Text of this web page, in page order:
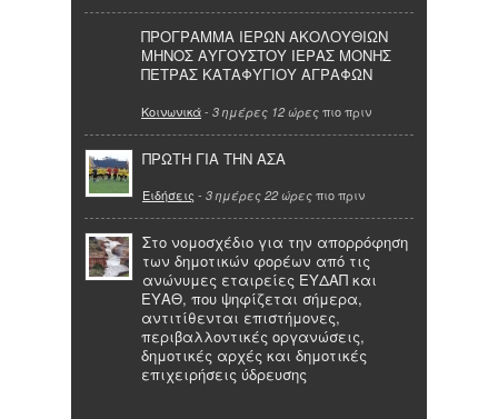
ΠΡΟΓΡΑΜΜΑ ΙΕΡΩΝ ΑΚΟΛΟΥΘΙΩΝ
ΜΗΝΟΣ ΑΥΓΟΥΣΤΟΥ ΙΕΡΑΣ ΜΟΝΗΣ
ΠΕΤΡΑΣ ΚΑΤΑΦΥΓΙΟΥ ΑΓΡΑΦΩΝ
Κοινωνικά- 3 ημέρες 12 ώρες πιο πριν
ΠΡΩΤΗ ΓΙΑ ΤΗΝ ΑΣΑ
Ειδήσεις - 3 ημέρες 22 ώρες πιο πριν
Στο νομοσχέδιο για την απορρόφηση
των δημοτικών φορέων από τις
ανώνυμες εταιρείες ΕΥΔΑΠ και
ΕΥΑΘ, που ψηφίζεται σήμερα,
αντιτίθενται επιστήμονες,
περιβαλλοντικές οργανώσεις,
δημοτικές αρχές και δημοτικές
επιχειρήσεις ύδρευσης